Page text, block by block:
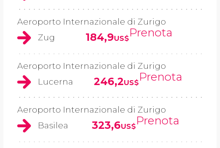
Aeroporto Internazionale di Zurigo
Zug
184,9US$Prenota
Aeroporto Internazionale di Zurigo
Lucerna
246,2US$Prenota
Aeroporto Internazionale di Zurigo
Basilea
323,6US$Prenota